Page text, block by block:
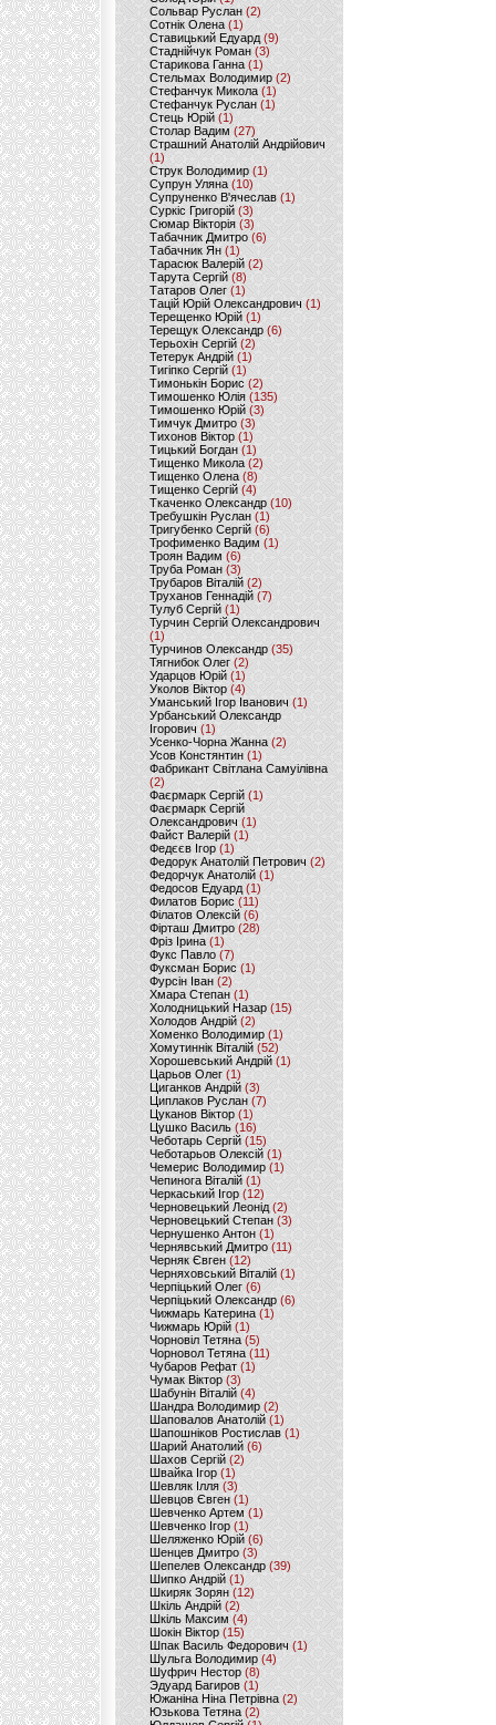
Сольвар Руслан (2)
Сотнік Олена(1)
Ставицький Едуард (9)
Стаднійчук Роман(3)
Старикова Ганна (1)
Стельмах Володимир(2)
Стефанчук Микола (1)
Стефанчук Руслан (1)
Стець Юрій (1)
Столар Вадим(27)
Страшний Анатолій Андрійович
(1)
Струк Володимир (1)
Супрун Уляна (10)
Супруненко В'ячеслав (1)
Суркіс Григорій (3)
Сюмар Вікторія (3)
Табачник Дмитро (6)
Табачник Ян(1)
Тарасюк Валерій (2)
Тарута Сергій (8)
Татаров Олег(1)
Тацій Юрій Олександрович(1)
Терещенко Юрій(1)
Терещук Олександр(6)
Терьохін Сергій (2)
Тетерук Андрій (1)
Тигіпко Сергій(1)
Тимонькін Борис (2)
Тимошенко Юлія (135)
Тимошенко Юрій(3)
Тимчук Дмитро (3)
Тихонов Віктор (1)
Тицький Богдан (1)
Тищенко Микола (2)
Тищенко Олена (8)
Тищенко Сергій (4)
Ткаченко Олександр (10)
Требушкін Руслан (1)
Тригубенко Сергій(6)
Трофименко Вадим (1)
Троян Вадим (6)
Труба Роман(3)
Трубаров Віталій (2)
Труханов Геннадій (7)
Тулуб Сергій(1)
Турчин Сергій Олександрович
(1)
Турчинов Олександр(35)
Тягнибок Олег (2)
Ударцов Юрій (1)
Уколов Віктор(4)
Уманський Ігор Іванович(1)
Урбанський Олександр
Ігорович (1)
Усенко-Чорна Жанна (2)
Усов Констянтин(1)
Фабрикант Світлана Самуілівна
(2)
Фаєрмарк Сергій(1)
Фаєрмарк Сергій
Олександрович (1)
Файст Валерій(1)
Федєєв Ігор (1)
Федорук Анатолій Петрович (2)
Федорчук Анатолій (1)
Федосов Едуард (1)
Филатов Борис (11)
Філатов Олексій (6)
Фірташ Дмитро (28)
Фріз Ірина (1)
Фукс Павло (7)
Фуксман Борис (1)
Фурсін Іван (2)
Хмара Степан(1)
Холодницький Назар(15)
Холодов Андрій (2)
Хоменко Володимир (1)
Хомутиннік Віталій (52)
Хорошевський Андрій (1)
Царьов Олег (1)
Циганков Андрій (3)
Циплаков Руслан(7)
Цуканов Віктор (1)
Цушко Василь (16)
Чеботарь Сергій (15)
Чеботарьов Олексій (1)
Чемерис Володимир (1)
Чепинога Віталій (1)
Черкаський Ігор (12)
Черновецький Леонід(2)
Черновецький Степан (3)
Чернушенко Антон (1)
Чернявський Дмитро(11)
Черняк Євген(12)
Черняховський Віталій (1)
Черпіцький Олег (6)
Черпіцький Олександр (6)
Чижмарь Катерина (1)
Чижмарь Юрій (1)
Чорновіл Тетяна (5)
Чорновол Тетяна (11)
Чубаров Рефат (1)
Чумак Віктор(3)
Шабунін Віталій (4)
Шандра Володимир (2)
Шаповалов Анатолій(1)
Шапошніков Ростислав(1)
Шарий Анатолий(6)
Шахов Сергій(2)
Швайка Ігор (1)
Шевляк Ілля (3)
Шевцов Євген (1)
Шевченко Артем(1)
Шевченко Ігор(1)
Шеляженко Юрій (6)
Шенцев Дмитро (3)
Шепелев Олександр (39)
Шипко Андрій(1)
Шкиряк Зорян(12)
Шкіль Андрій(2)
Шкіль Максим (4)
Шокін Віктор (15)
Шпак Василь Федорович (1)
Шульга Володимир (4)
Шуфрич Нестор(8)
Эдуард Багиров (1)
Южаніна Ніна Петрівна (2)
Юзькова Тетяна(2)